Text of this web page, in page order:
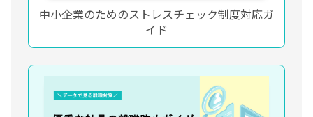
中小企業のためのストレスチェック制度対応ガ
イド